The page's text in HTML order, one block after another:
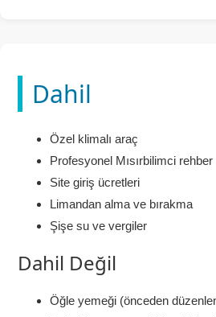
Dahil
Özel klimalı araç
Profesyonel Mısırbilimci rehber
Site giriş ücretleri
Limandan alma ve bırakma
Şişe su ve vergiler
Dahil Değil
Öğle yemeği (önceden